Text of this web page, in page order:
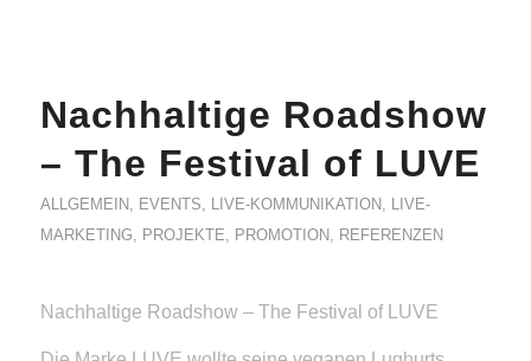
Nachhaltige Roadshow
– The Festival of LUVE
ALLGEMEIN, EVENTS, LIVE-KOMMUNIKATION, LIVE-
MARKETING, PROJEKTE, PROMOTION, REFERENZEN
Nachhaltige Roadshow – The Festival of LUVE